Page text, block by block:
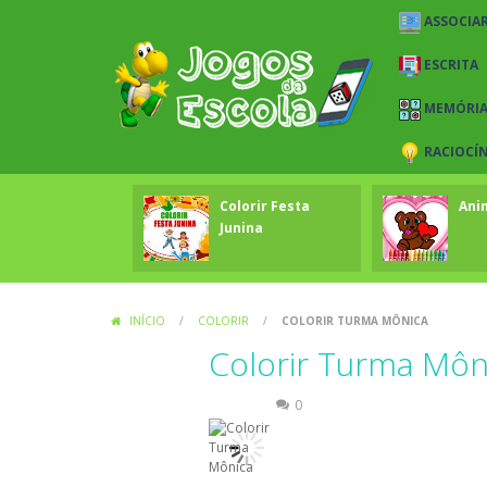
ESCRITA
MEMÓRIA
Colorir Festa
Junina
INÍCIO / COLORIR / COLORIR TURMA MÔNICA
Colorir Turma
0